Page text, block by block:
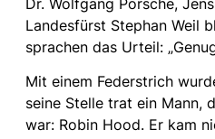
Landesfürst Stephan Weil
sprachen das Urteil:
Mit einem Federstrich
seine Stelle trat ein Mann,
war: Robin Hood. Er kam